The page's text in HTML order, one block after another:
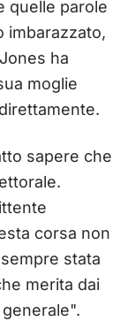
quelle parole
imbarazzato,
ha
moglie
sapere che
corsa non
stata
merita dai